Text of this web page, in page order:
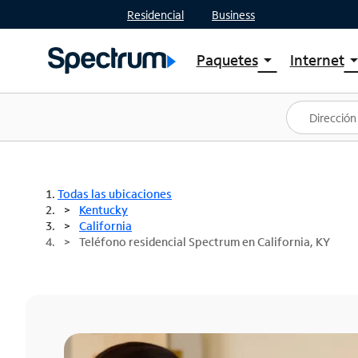
Residencial Business
Paquetesarrow_drop_down
Ver paquetes
Spectrum One
Mejores ofertas
Internetarrow_drop_down
Planes
Todas las ubicaciones
Kentucky
California
Teléfono residencial Spectrum en California, KY